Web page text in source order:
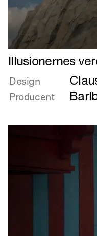
Læs
mere
om
Illusionernes
verdensur
Illusionernes
Design
Producent